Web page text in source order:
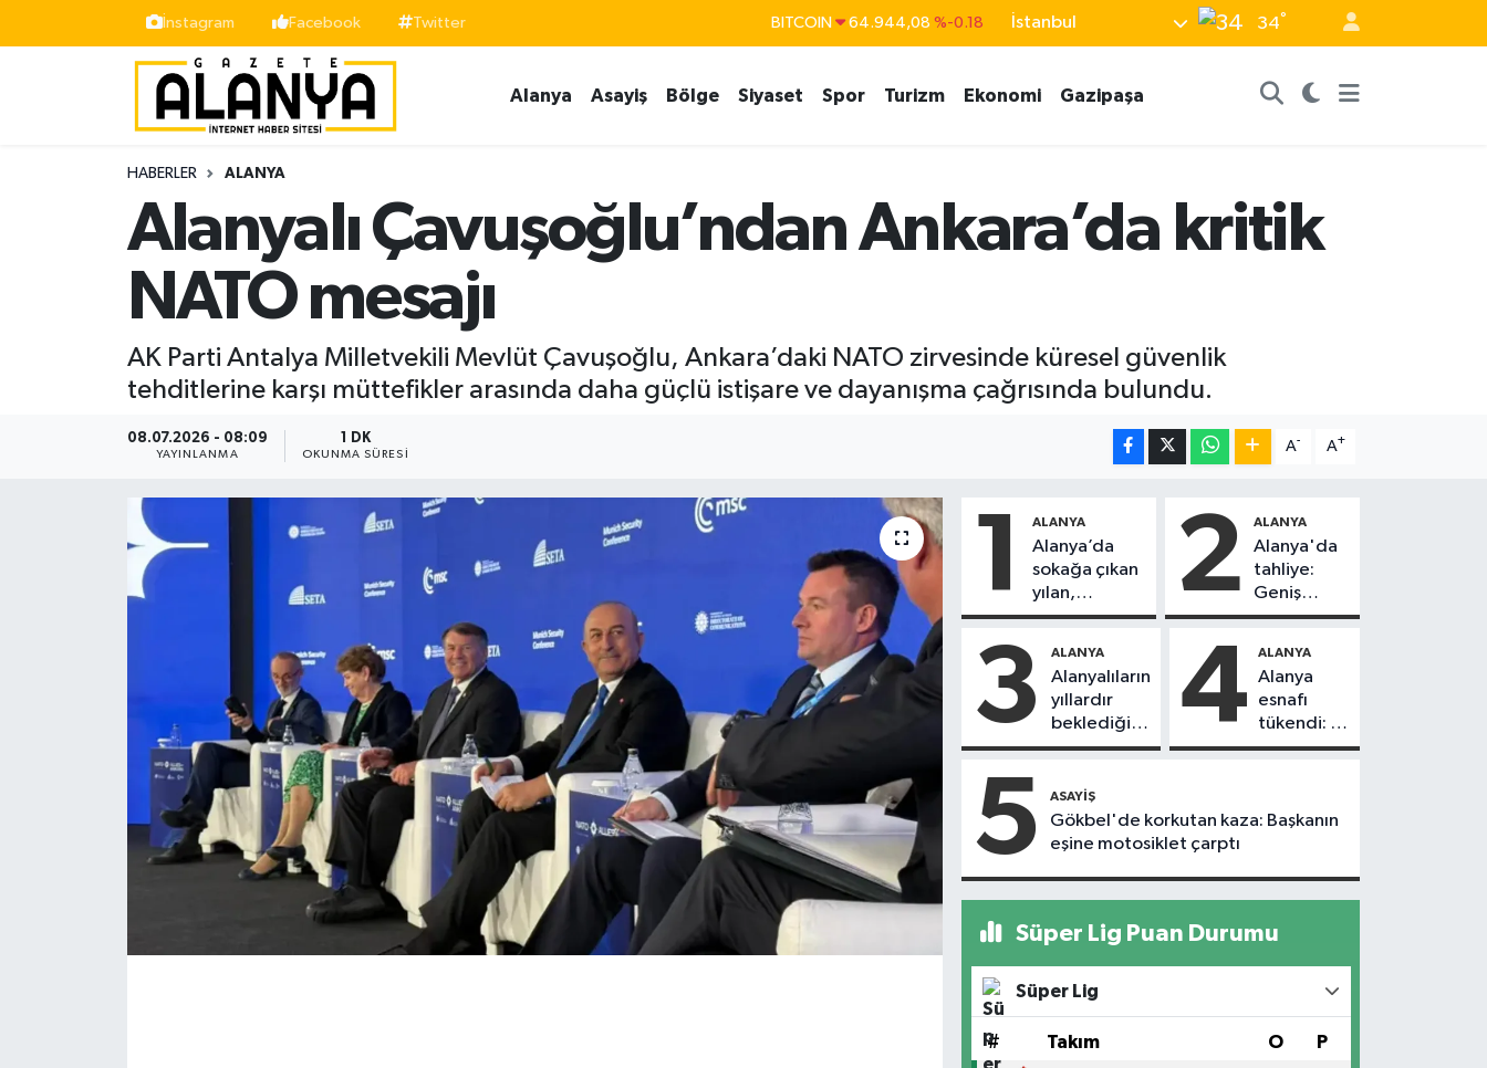
İnstagram Facebook Twitter
BİST100 %-14
İstanbul 34°
Alanya Asayiş Bölge Siyaset Spor Turizm Ekonomi Gazipaşa
HABERLER ALANYA
Alanyalı Çavuşoğlu’ndan Ankara’da kritik
NATO mesajı
AK Parti Antalya Milletvekili Mevlüt Çavuşoğlu, Ankara’daki NATO zirvesinde küresel güvenlik
tehditlerine karşı müttefikler arasında daha güçlü istişare ve dayanışma çağrısında bulundu.
08.07.2026 - 08:09
YAYINLANMA
1 DK
OKUNMA SÜRESI
A- A+
1 ALANYA
Alanya’da
sokağa çıkan
yılan,
vatandaşı
2 ALANYA
Alanya'da
tahliye:
Geniş
güvenlik
alındı
3 ALANYA
Alanyalıların
yıllardır
beklediği
yol askıdan
4 ALANYA
Alanya
esnafı
tükendi: 1
ayda 150
5 ASAYIŞ
Gökbel'de korkutan kaza: Başkanın
eşine motosiklet çarptı
Süper Lig Puan Durumu
Süper Lig
# Takım O P
Siyaset
İstanbul Nöbetçi Eczaneler
İstanbul Hava Durumu
Süper Lig Puan Durumu ve Fikstür
Tüm Manşetler
Son Dakika Haberleri